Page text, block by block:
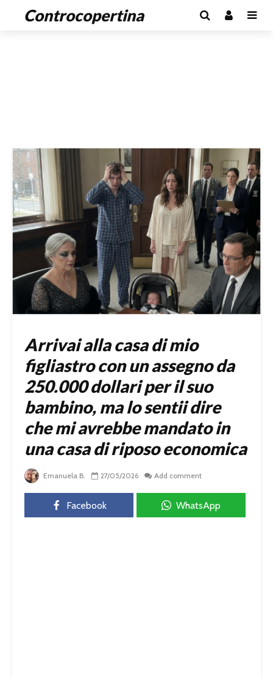
Controcopertina
Arrivai alla casa di mio
figliastro con un assegno da
250.000 dollari per il suo
bambino, ma lo sentii dire
che mi avrebbe mandato in
una casa di riposo economica
Emanuela B. 27/05/2026 Add comment
Facebook WhatsApp